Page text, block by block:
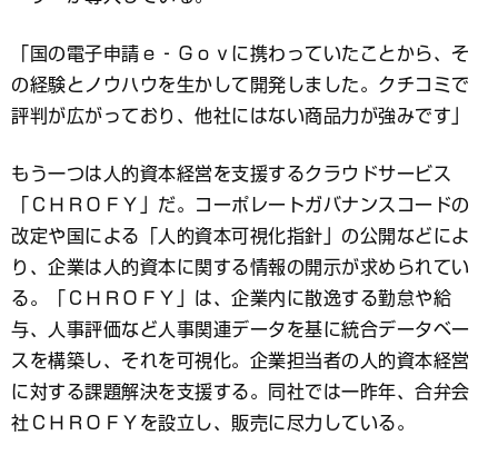
「国の電子申請ｅ‐Ｇｏｖに携わっていたことから、そ
の経験とノウハウを生かして開発しました。クチコミで
評判が広がっており、他社にはない商品力が強みです」
もう一つは人的資本経営を支援するクラウドサービス
「ＣＨＲＯＦＹ」だ。コーポレートガバナンスコードの
改定や国による「人的資本可視化指針」の公開などによ
り、企業は人的資本に関する情報の開示が求められてい
る。「ＣＨＲＯＦＹ」は、企業内に散逸する勤怠や給
与、人事評価など人事関連データを基に統合データベー
スを構築し、それを可視化。企業担当者の人的資本経営
に対する課題解決を支援する。同社では一昨年、合弁会
社ＣＨＲＯＦＹを設立し、販売に尽力している。